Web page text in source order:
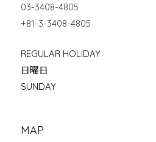
03-3408-4805
+81-3-3408-4805
REGULAR HOLIDAY
日曜日
SUNDAY
MAP